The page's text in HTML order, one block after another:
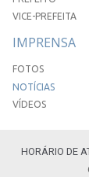
VICE-PREFEITA
IMPRENSA
FOTOS
NOTÍCIAS
VÍDEOS
HORÁRIO DE